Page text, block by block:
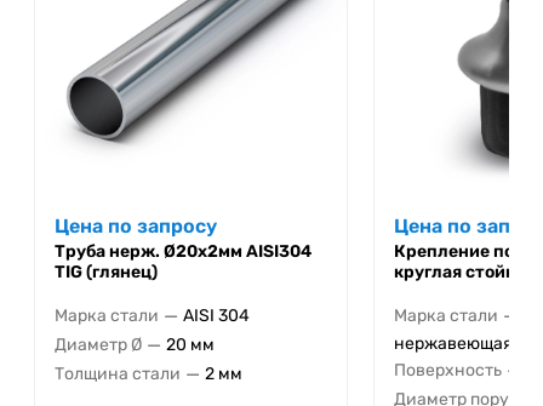
Цена по запросу
Труба нерж. Ø20х2мм AISI304
TIG (глянец)
Марка стали — AISI 304
Диаметр Ø — 20 мм
Толщина стали — 2 мм
Цена по
Крепление
круглая стойка
Марка стали —
нержавеющая
Поверхность —
Диаметр